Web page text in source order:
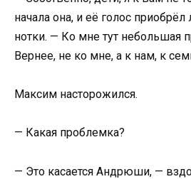
начала она, и её голос
нотки. — Ко мне тут небольшая
Вернее, не ко мне, а к нам, к
Максим насторожился.
— Какая проблемка?
— Это касается Андрюши, —